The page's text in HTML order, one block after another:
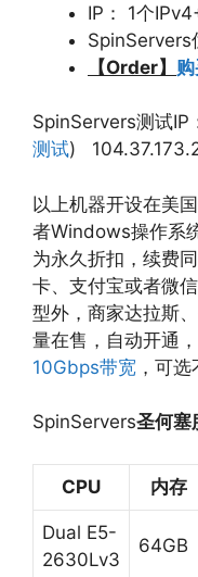
IP： 1个
SpinServers
【Order】
SpinServers测试
测试)
以上机器开设在美
者Windows操作系
为永久折扣，续费
卡、支付宝或者微
型外，商家达拉斯
量在售，自动开通
10Gbps带宽 ，可选
SpinServers圣何塞
CPU 内存
Dual E5-
2630Lv3
64GB